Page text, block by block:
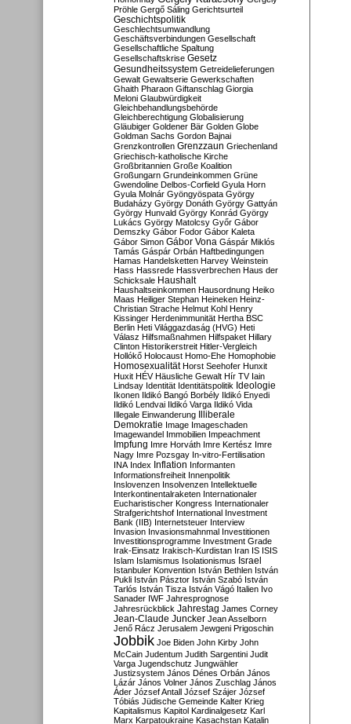
Pröhle Gergő Sáling Gerichtsurteil
Geschichtspolitik
Geschlechtsumwandlung
Geschäftsverbindungen Gesellschaft
Gesellschaftliche Spaltung
Gesellschaftskrise Gesetz
Gesundheitssystem Getreidelieferungen
Gewalt Gewaltserie Gewerkschaften
Ghaith Pharaon Giftanschlag Giorgia
Meloni Glaubwürdigkeit
Gleichbehandlungsbehörde
Gleichberechtigung Globalisierung
Gläubiger Goldener Bär Golden Globe
Goldman Sachs Gordon Bajnai
Grenzkontrollen Grenzzaun Griechenland
Griechisch-katholische Kirche
Großbritannien Große Koalition
Großungarn Grundeinkommen Grüne
Gwendoline Delbos-Corfield Gyula Horn
Gyula Molnár Gyöngyöspata György
Budaházy György Donáth György Gattyán
György Hunvald György Konrád György
Lukács György Matolcsy Győr Gábor
Demszky Gábor Fodor Gábor Kaleta
Gábor Simon Gábor Vona Gáspár Miklós
Tamás Gáspár Orbán Haftbedingungen
Hamas Handelsketten Harvey Weinstein
Hass Hassrede Hassverbrechen Haus der
Schicksale Haushalt
Haushaltseinkommen Hausordnung Heiko
Maas Heiliger Stephan Heineken Heinz-
Christian Strache Helmut Kohl Henry
Kissinger Herdenimmunität Hertha BSC
Berlin Heti Világgazdaság (HVG) Heti
Válasz Hilfsmaßnahmen Hilfspaket Hillary
Clinton Historikerstreit Hitler-Vergleich
Hollókő Holocaust Homo-Ehe Homophobie
Homosexualität Horst Seehofer Hunxit
Huxit HÉV Häusliche Gewalt Hír TV Iain
Lindsay Identität Identitätspolitik Ideologie
Ikonen Ildikó Bangó Borbély Ildikó Enyedi
Ildikó Lendvai Ildikó Varga Ildikó Vida
Illegale Einwanderung Illiberale
Demokratie Image Imageschaden
Imagewandel Immobilien Impeachment
Impfung Imre Horváth Imre Kertész Imre
Nagy Imre Pozsgay In-vitro-Fertilisation
INA Index Inflation Informanten
Informationsfreiheit Innenpolitik
Inslovenzen Insolvenzen Intellektuelle
Interkontinentalraketen Internationaler
Eucharistischer Kongress Internationaler
Strafgerichtshof International Investment
Bank (IIB) Internetsteuer Interview
Invasion Invasionsmahnmal Investitionen
Investitionsprogramme Investment Grade
Irak-Einsatz Irakisch-Kurdistan Iran IS ISIS
Islam Islamismus Isolationismus Israel
Istanbuler Konvention István Bethlen István
Pukli István Pásztor István Szabó István
Tarlós István Tisza István Vágó Italien Ivo
Sanader IWF Jahresprognose
Jahresrückblick Jahrestag James Corney
Jean-Claude Juncker Jean Asselborn
Jenő Rácz Jerusalem Jewgeni Prigoschin
Jobbik Joe Biden John Kirby John
McCain Judentum Judith Sargentini Judit
Varga Jugendschutz Jungwähler
Justizsystem János Dénes Orbán János
Lázár János Volner János Zuschlag János
Áder József Antall József Szájer József
Tóbiás Jüdische Gemeinde Kalter Krieg
Kapitalismus Kapitol Kardinalgesetz Karl
Marx Karpatoukraine Kasachstan Katalin